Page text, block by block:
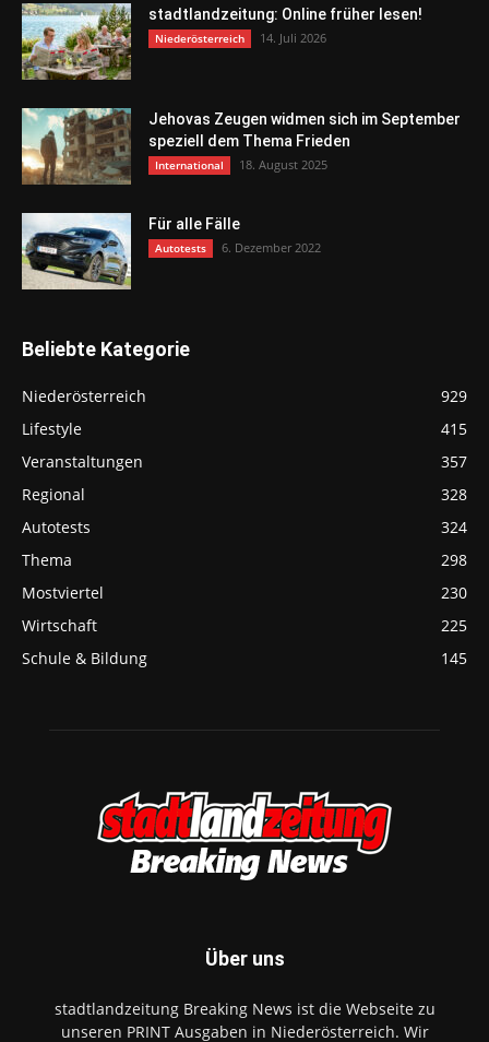
stadtlandzeitung: Online früher lesen!
Niederösterreich 14. Juli 2026
Jehovas Zeugen widmen sich im September
speziell dem Thema Frieden
International 18. August 2025
Für alle Fälle
Autotests 6. Dezember 2022
Beliebte Kategorie
Niederösterreich
929
Lifestyle
415
Veranstaltungen
357
Regional
328
Autotests
324
Thema
298
Mostviertel
230
Wirtschaft
225
Schule & Bildung
145
Über uns
stadtlandzeitung Breaking News ist die Webseite zu
unseren PRINT Ausgaben in Niederösterreich. Wir